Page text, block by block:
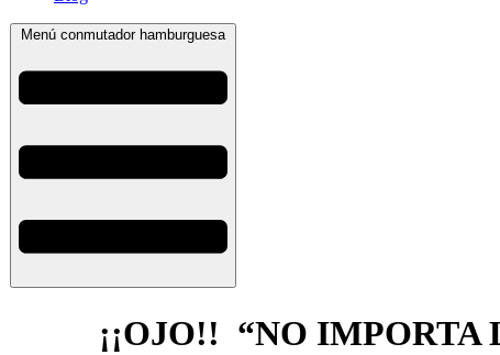
Menú conmutador hamburguesa
¡¡OJO!! “NO